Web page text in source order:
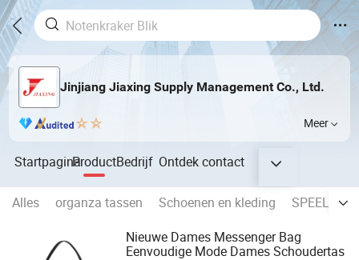
Jinjiang Jiaxing Supply Management Co., Ltd.
Meer
StartpaginaProductBedrijf Ontdekcontact
Alles organza tassen Schoenen en kleding
Nieuwe Dames Messenger Bag
Eenvoudige Mode Dames Schoudertas